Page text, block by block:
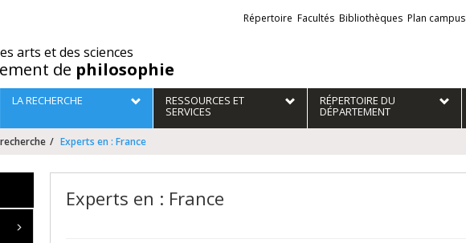
arts et des sciences
de philosophie
Liens
externes
Répertoire Facultés Bibliothèques Plan campus
LA RECHERCHE RESSOURCES ET
SERVICES
RÉPERTOIRE DU
DÉPARTEMENT
Experts en : France
Experts en : France